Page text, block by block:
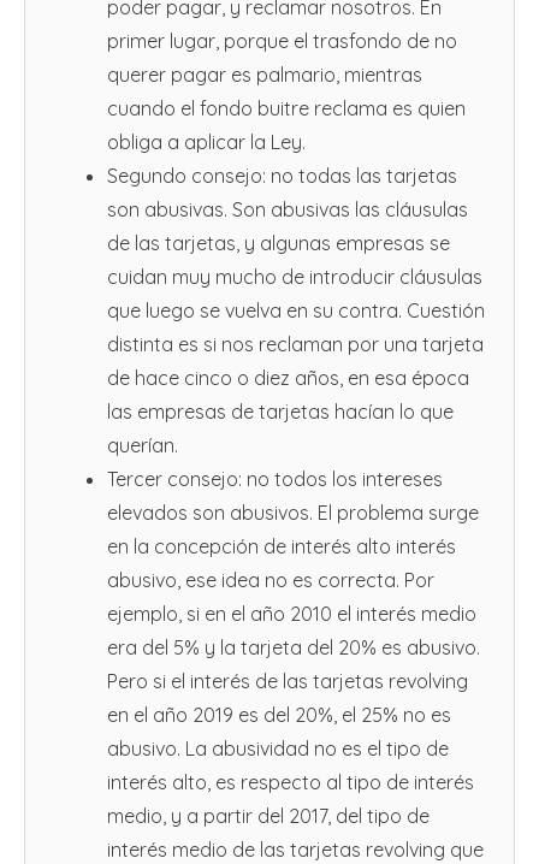
poder pagar, y reclamar nosotros. En
primer lugar, porque el trasfondo de no
querer pagar es palmario, mientras
cuando el fondo buitre reclama es quien
obliga a aplicar la Ley.
Segundo consejo: no todas las tarjetas
son abusivas. Son abusivas las cláusulas
de las tarjetas, y algunas empresas se
cuidan muy mucho de introducir cláusulas
que luego se vuelva en su contra. Cuestión
distinta es si nos reclaman por una tarjeta
de hace cinco o diez años, en esa época
las empresas de tarjetas hacían lo que
querían.
Tercer consejo: no todos los intereses
elevados son abusivos. El problema surge
en la concepción de interés alto interés
abusivo, ese idea no es correcta. Por
ejemplo, si en el año 2010 el interés medio
era del 5% y la tarjeta del 20% es abusivo.
Pero si el interés de las tarjetas revolving
en el año 2019 es del 20%, el 25% no es
abusivo. La abusividad no es el tipo de
interés alto, es respecto al tipo de interés
medio, y a partir del 2017, del tipo de
interés medio de las tarjetas revolving que